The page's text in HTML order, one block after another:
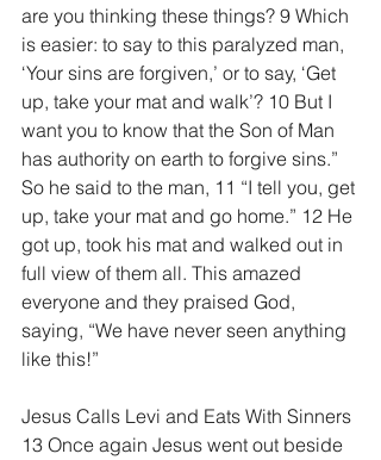
are you thinking these things? 9 Which
is easier: to say to this paralyzed man,
‘Your sins are forgiven,’ or to say, ‘Get
up, take your mat and walk’? 10 But I
want you to know that the Son of Man
has authority on earth to forgive sins.”
So he said to the man, 11 “I tell you, get
up, take your mat and go home.” 12 He
got up, took his mat and walked out in
full view of them all. This amazed
everyone and they praised God,
saying, “We have never seen anything
like this!”
Jesus Calls Levi and Eats With Sinners
13 Once again Jesus went out beside